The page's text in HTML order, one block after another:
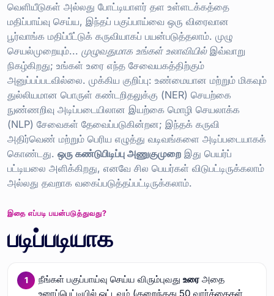
வெளியீடுகள் அல்லது போட்டியாளர் தள உள்ளடக்கத்தை
மதிப்பாய்வு செய்ய, இந்தப் பகுப்பாய்வை ஒரு விரைவான
பூர்வாங்க மதிப்பீட்டுக் கருவியாகப் பயன்படுத்தலாம். முழு
செயல்முறையும்... முழுவதுமாக உங்கள் உலாவியில்இவ்வாறு
நிகழ்கிறது; உங்கள் உரை எந்த சேவையகத்திற்கும்
அனுப்பப்படவில்லை. முக்கிய குறிப்பு: உண்மையான மற்றும் மிகவும்
துல்லியமான பொருள் கண்டறிதலுக்கு (NER) செயற்கை
நுண்ணறிவு அடிப்படையிலான இயற்கை மொழி செயலாக்க
(NLP) சேவைகள் தேவைப்படுகின்றன; இந்தக் கருவி
அதிர்வெண் மற்றும் பெரிய எழுத்து வடிவங்களை அடிப்படையாகக்
கொண்டது. ஒரு கண்டுபிடிப்பு அணுகுமுறை இது பெயர்ப்
பட்டியலை அளிக்கிறது, எனவே சில பெயர்கள் விடுபட்டிருக்கலாம்
அல்லது தவறாக வகைப்படுத்தப்பட்டிருக்கலாம்.
இதை எப்படி பயன்படுத்துவது?
படிப்படியாக
நீங்கள் பகுப்பாய்வு செய்ய விரும்புவது உரைஅதை
உரைப்பெட்டியில் ஒட்டவும் (குறைந்தது 50 வார்த்தைகள்